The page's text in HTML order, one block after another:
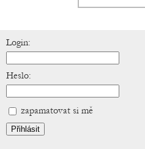
Login:
Heslo:
zapamatovat si mě